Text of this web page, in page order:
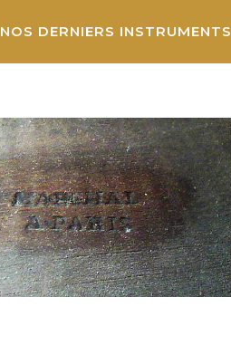
NOS DERNIERS INSTRUMENTS